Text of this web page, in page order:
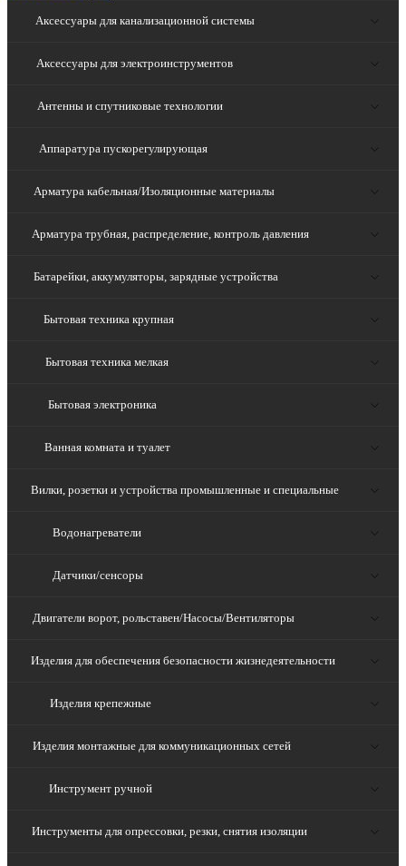
Аксессуары для канализационной системы
Аксессуары для электроинструментов
Антенны и спутниковые технологии
Аппаратура пускорегулирующая
Арматура кабельная/Изоляционные материалы
Арматура трубная, распределение, контроль давления
Батарейки, аккумуляторы, зарядные устройства
Бытовая техника крупная
Бытовая техника мелкая
Бытовая электроника
Ванная комната и туалет
Вилки, розетки и устройства промышленные и специальные
Водонагреватели
Датчики/сенсоры
Двигатели ворот, рольставен/Насосы/Вентиляторы
Изделия для обеспечения безопасности жизнедеятельности
Изделия крепежные
Изделия монтажные для коммуникационных сетей
Инструмент ручной
Инструменты для опрессовки, резки, снятия изоляции